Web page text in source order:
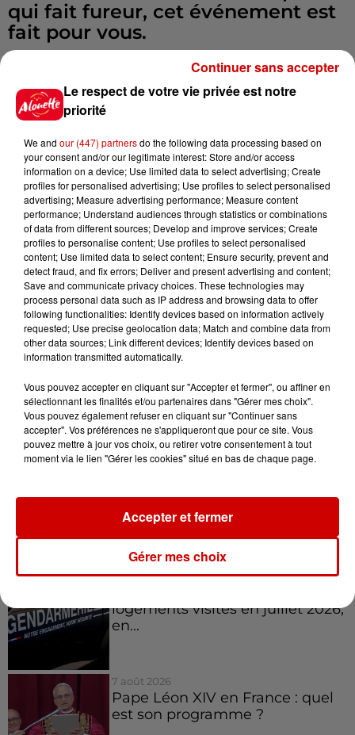
qui fait fureur, cet événement est
fait pour vous.
Venez vibrer au rythme des
échanges spectaculaires en
admirant le Top 10 français en
action sur nos terrains. C'est
l'occasion idéale de découvrir ce
sport de raquette ludique, rapide
et accessible à tous les âges.
Venez nombreux pour soutenir les
champions, profiter de l'ambiance
et partager un moment convivial
au cœur de notre village !
Infos
Voir plus
13h42
Aide carburant pour les "grands
rouleurs" : le délai pour la...
ex-conjoint et dit regretter...
9h45
logements visités en juillet 2026,
en...
7 août 2026
Pape Léon XIV en France : quel
est son programme ?
Le respect de votre vie privée est notre
priorité
We and our (447) partnersdo the following data processing based on
your consent and/or our legitimate interest: Store and/or access
information on a device; Use limited data to select advertising; Create
profiles for personalised advertising; Use profiles to select personalised
advertising; Measure advertising performance; Measure content
performance; Understand audiences through statistics or combinations
of data from different sources; Develop and improve services; Create
profiles to personalise content; Use profiles to select personalised
content; Use limited data to select content; Ensure security, prevent and
detect fraud, and fix errors; Deliver and present advertising and content;
Save and communicate privacy choices. These technologies may
process personal data such as IP address and browsing data to offer
following functionalities: Identify devices based on information actively
requested; Use precise geolocation data; Match and combine data from
other data sources; Link different devices; Identify devices based on
information transmitted automatically.
Vous pouvez accepter en cliquant sur "Accepter et fermer", ou affiner en
sélectionnant les finalités et/ou partenaires dans "Gérer mes choix".
Vous pouvez également refuser en cliquant sur "Continuer sans
accepter". Vos préférences ne s'appliqueront que pour ce site. Vous
pouvez mettre à jour vos choix, ou retirer votre consentement à tout
moment via le lien "Gérer les cookies" situé en bas de chaque page.
Gérer mes choix
Accepter et fermer
Continuer sans accepter